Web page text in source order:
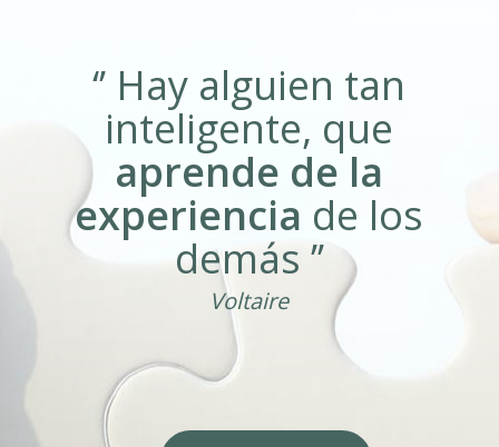
‘’ Hay alguien tan
inteligente, que
aprende de la
experiencia de los
demás ’’
Voltaire